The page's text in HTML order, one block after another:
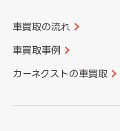
車買取の流れ
車買取事例
カーネクストの車買取